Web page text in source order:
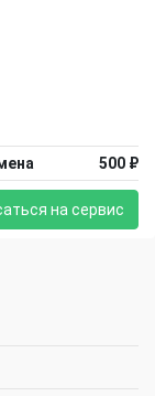
500 ₽
на сервис